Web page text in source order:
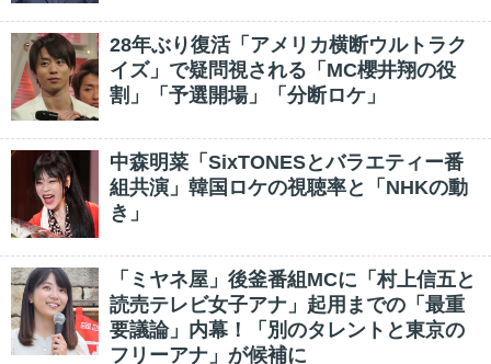
28年ぶり復活「アメリカ横断ウルトラク
イズ」で疑問視される「MC櫻井翔の役
割」「予選開場」「分断ロケ」
中森明菜「SixTONESとバラエティー番
組共演」韓国ロケの視聴率と「NHKの動
き」
「ミヤネ屋」後釜番組MCに「村上信五と
読売テレビ女子アナ」起用までの「最重
要議論」内幕！「別のタレントと東京の
フリーアナ」が候補に